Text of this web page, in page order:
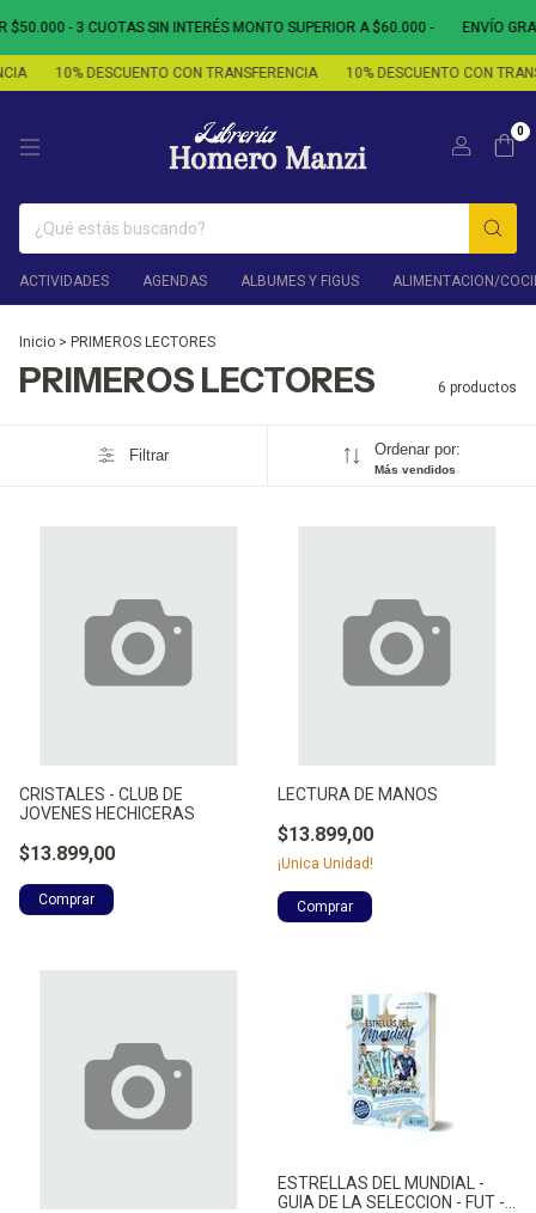
- 3 CUOTAS SIN INTERÉS MONTO SUPERIOR A $60.000 - ENVÍO
10% DESCUENTO CON TRANSFERENCIA 10% DESCUENTO CON
0
ACTIVIDADES AGENDAS ALBUMES Y FIGUS ALIMENTACION/
Inicio > PRIMEROS LECTORES
PRIMEROS LECTORES 6 productos
Filtrar Ordenar por:
Más vendidos
CRISTALES - CLUB DE
JOVENES HECHICERAS
$13.899,00
LECTURA DE MANOS
$13.899,00
¡Unica Unidad!
ESTRELLAS DEL MUNDIAL -
GUIA DE LA SELECCION - FUT -